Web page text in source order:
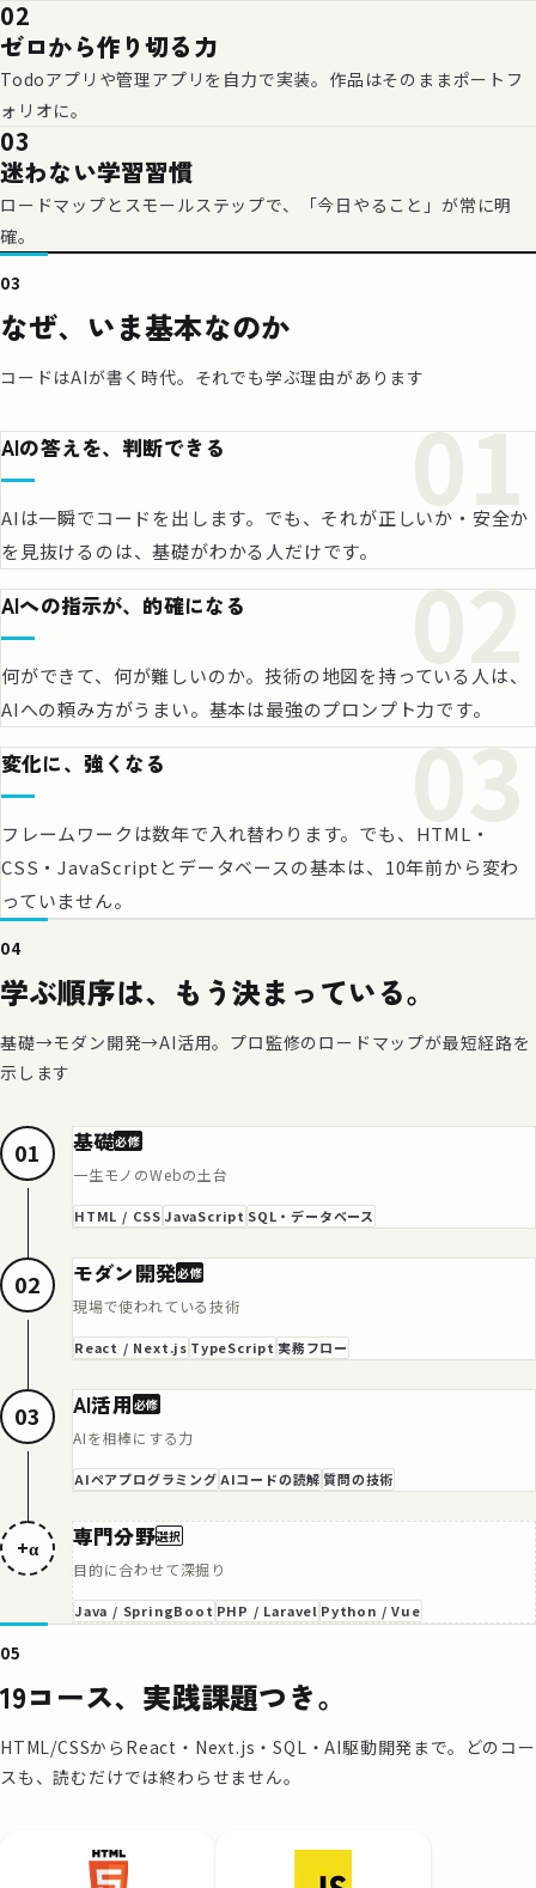
02
ゼロから作り切る力
Todoアプリや管理アプリを自力で実装。作品はそのままポートフ
ォリオに。
03
迷わない学習習慣
ロードマップとスモールステップで、「今日やること」が常に明
確。
03
なぜ、いま基本なのか
コードはAIが書く時代。それでも学ぶ理由があります
01
AIの答えを、判断できる
AIは一瞬でコードを出します。でも、それが正しいか・安全か
を見抜けるのは、基礎がわかる人だけです。
02
AIへの指示が、的確になる
何ができて、何が難しいのか。技術の地図を持っている人は、
AIへの頼み方がうまい。基本は最強のプロンプト力です。
03
変化に、強くなる
フレームワークは数年で入れ替わります。でも、HTML・
CSS・JavaScriptとデータベースの基本は、10年前から変わ
っていません。
04
学ぶ順序は、もう決まっている。
基礎→モダン開発→AI活用。プロ監修のロードマップが最短経路を
示します
01 基礎必修
一生モノのWebの土台
HTML / CSSJavaScript SQL・データベース
02 モダン開発必修
現場で使われている技術
React / Next.js TypeScript 実務フロー
03 AI活用 必修
AIを相棒にする力
AIペアプログラミングAIコードの読解 質問の技術
+α 専門分野選択
目的に合わせて深掘り
Java / SpringBoot PHP / Laravel Python / Vue
05
19コース、実践課題つき。
HTML/CSSからReact・Next.js・SQL・AI駆動開発まで。どのコー
スも、読むだけでは終わらせません。